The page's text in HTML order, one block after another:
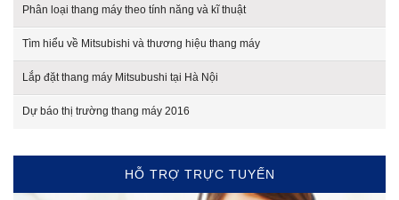
Phân loại thang máy theo tính năng và kĩ thuật
Tìm hiểu về Mitsubishi và thương hiệu thang máy
Lắp đặt thang máy Mitsubushi tại Hà Nội
Dự báo thị trường thang máy 2016
HỖ TRỢ TRỰC TUYẾN